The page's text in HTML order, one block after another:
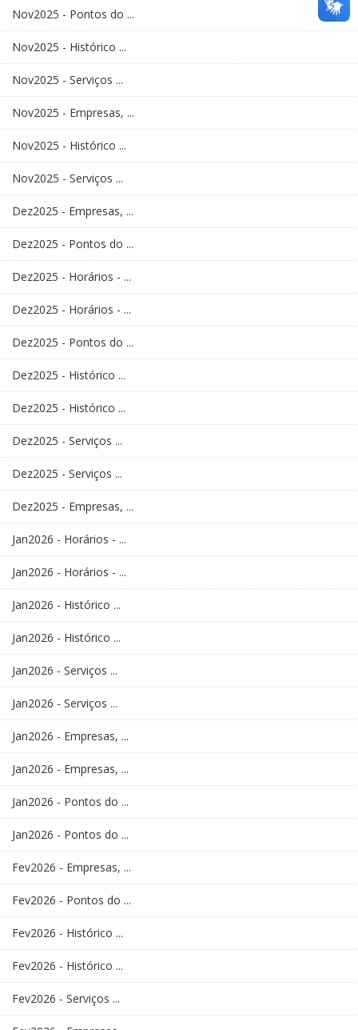
Nov2025 - Pontos do ...
Nov2025 - Histórico ...
Nov2025 - Serviços ...
Nov2025 - Empresas, ...
Nov2025 - Histórico ...
Nov2025 - Serviços ...
Dez2025 - Empresas, ...
Dez2025 - Pontos do ...
Dez2025 - Horários - ...
Dez2025 - Horários - ...
Dez2025 - Pontos do ...
Dez2025 - Histórico ...
Dez2025 - Histórico ...
Dez2025 - Serviços ...
Dez2025 - Serviços ...
Dez2025 - Empresas, ...
Jan2026 - Horários - ...
Jan2026 - Horários - ...
Jan2026 - Histórico ...
Jan2026 - Histórico ...
Jan2026 - Serviços ...
Jan2026 - Serviços ...
Jan2026 - Empresas, ...
Jan2026 - Empresas, ...
Jan2026 - Pontos do ...
Jan2026 - Pontos do ...
Fev2026 - Empresas, ...
Fev2026 - Pontos do ...
Fev2026 - Histórico ...
Fev2026 - Histórico ...
Fev2026 - Serviços ...